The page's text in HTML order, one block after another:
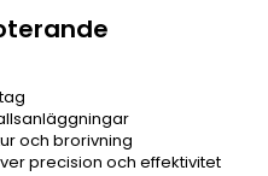
och brorivning
precision och effektivitet